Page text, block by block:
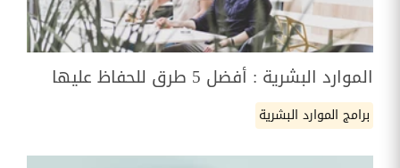
الموارد البشرية : أفضل 5 طرق للحفاظ عليها
برامج الموارد البشرية